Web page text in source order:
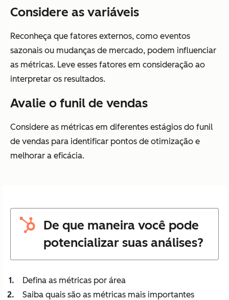
Considere as variáveis
Reconheça que fatores externos, como eventos
sazonais ou mudanças de mercado, podem influenciar
as métricas. Leve esses fatores em consideração ao
interpretar os resultados.
Avalie o funil de vendas
Considere as métricas em diferentes estágios do funil
de vendas para identificar pontos de otimização e
melhorar a eficácia.
De que maneira você pode
potencializar suas análises?
Defina as métricas por área
Saiba quais são as métricas mais importantes